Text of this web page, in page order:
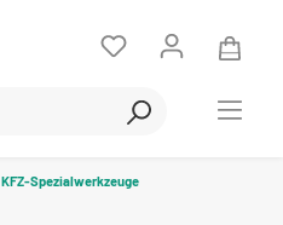
KFZ-Spezialwerkzeuge